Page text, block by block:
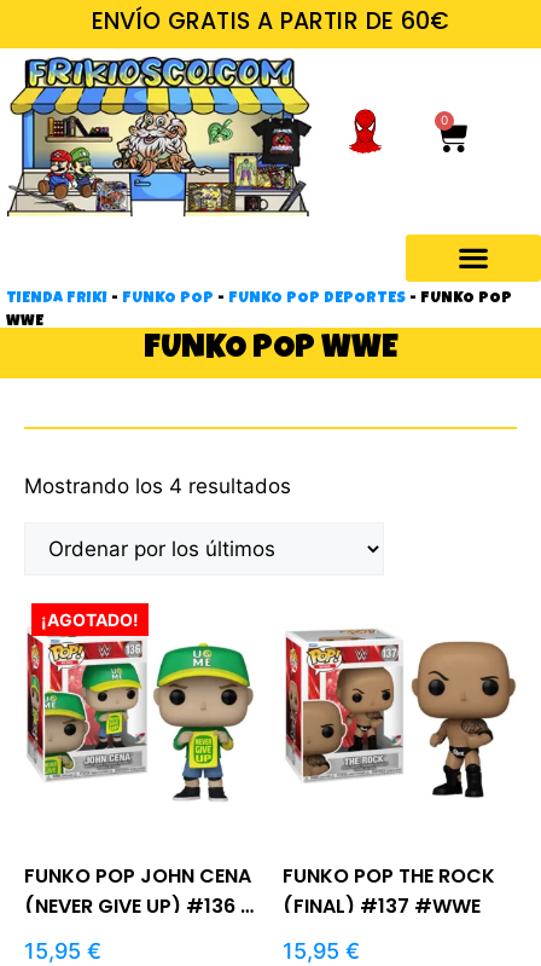
ENVÍO GRATIS A PARTIR DE 60€
0
TIENDA FRIKI - FUNKO POP - FUNKO POP DEPORTES - FUNKO POP
WWE
FUNKO POP WWE
Mostrando los 4 resultados
¡AGOTADO!
FUNKO POP JOHN CENA
(NEVER GIVE UP) #136 |
WWE
15,95 €
FUNKO POP THE ROCK
(FINAL) #137 #WWE
15,95 €